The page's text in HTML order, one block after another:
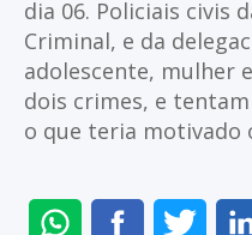
dia 06. Policiais civis
Criminal, e da
adolescente, mulher
dois crimes, e
o que teria motivado
ENVIAR